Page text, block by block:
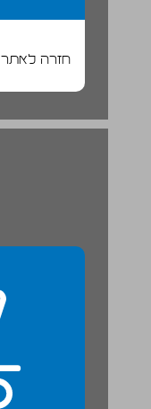
חזרה לאתר
פרקי הספר ... 18